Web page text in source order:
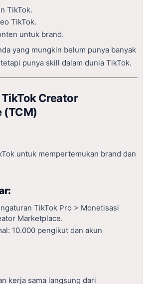
TikTok.
TikTok.
untuk brand.
yang mungkin belum punya banyak
punya skill dalam dunia TikTok.
Creator
(TCM)
untuk mempertemukan brand dan
TikTok Pro > Monetisasi
Marketplace.
10.000 pengikut dan akun
kerja sama langsung dari